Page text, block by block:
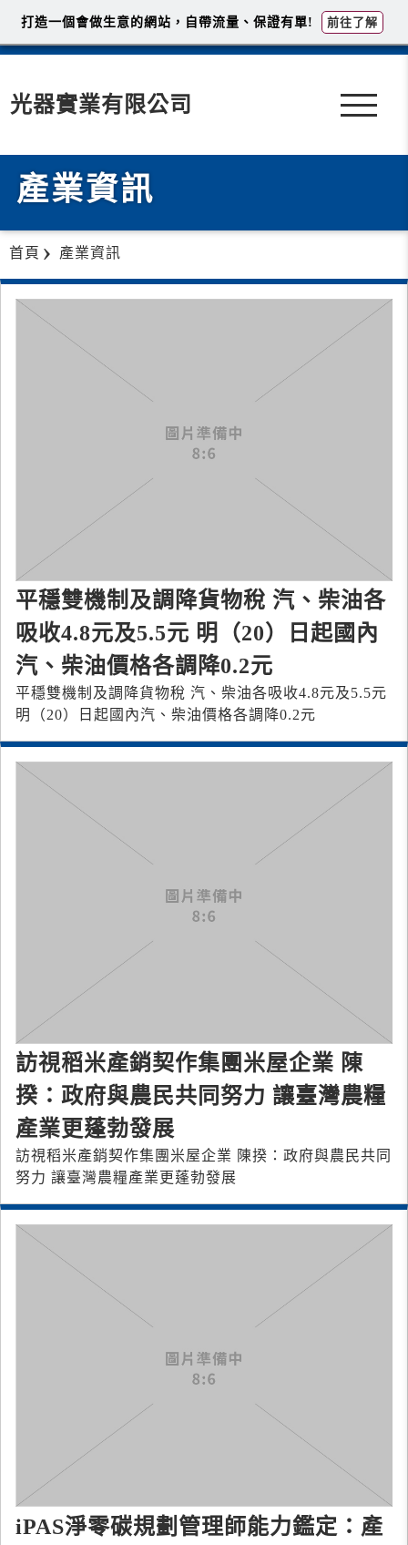
光器實業有限公司
產業資訊
首頁 產業資訊
平穩雙機制及調降貨物稅 汽、柴油各
吸收4.8元及5.5元 明（20）日起國內
汽、柴油價格各調降0.2元
平穩雙機制及調降貨物稅 汽、柴油各吸收4.8元及5.5元
明（20）日起國內汽、柴油價格各調降0.2元
訪視稻米產銷契作集團米屋企業 陳
揆：政府與農民共同努力 讓臺灣農糧
產業更蓬勃發展
訪視稻米產銷契作集團米屋企業 陳揆：政府與農民共同
努力 讓臺灣農糧產業更蓬勃發展
iPAS淨零碳規劃管理師能力鑑定：產
打造一個會做生意的網站，自帶流量、保證有單! 前往了解